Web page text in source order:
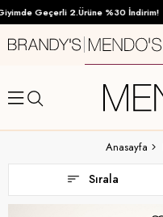
2.Ürüne %30 İndirim!
Anasayfa
Sırala